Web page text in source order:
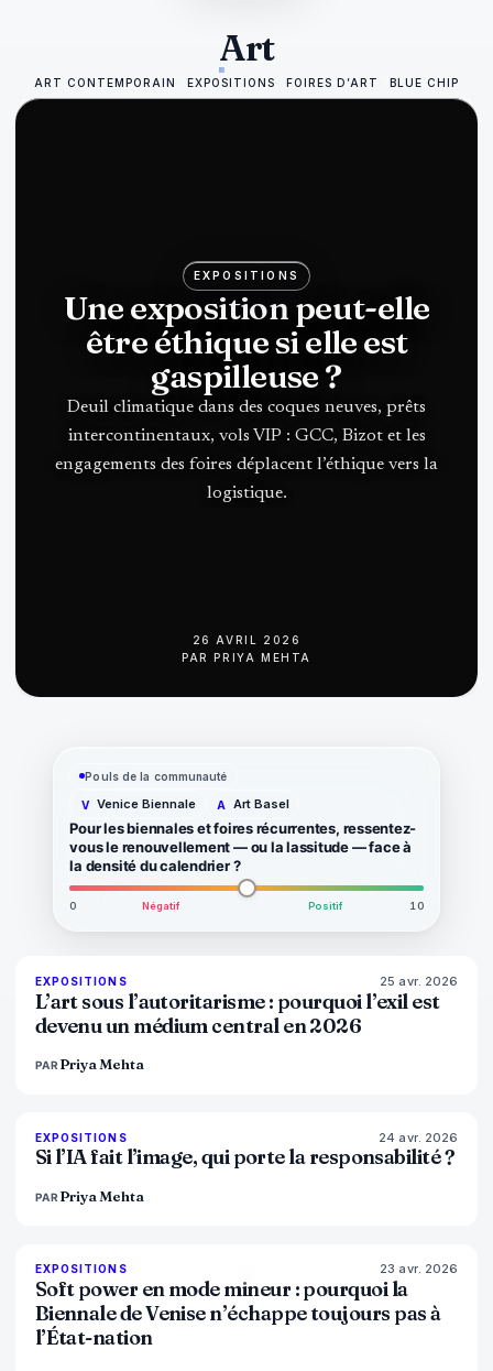
Art
ART CONTEMPORAIN EXPOSITIONS FOIRES D’ART BLUE CHIP
EXPOSITIONS
Une exposition peut-elle
être éthique si elle est
gaspilleuse ?
Deuil climatique dans des coques neuves, prêts
intercontinentaux, vols VIP : GCC, Bizot et les
engagements des foires déplacent l’éthique vers la
logistique.
26 AVRIL 2026
PAR
PRIYA MEHTA
Pouls de la communauté
V Venice Biennale A Art Basel
Pour les biennales et foires récurrentes, ressentez-
vous le renouvellement — ou la lassitude — face à
la densité du calendrier ?
0 Négatif Positif 10
77% 64
EXPOSITIONS 25 avr. 2026
L’art sous l’autoritarisme : pourquoi l’exil est
devenu un médium central en 2026
PAR Priya Mehta
76% 69
EXPOSITIONS 24 avr. 2026
Si l’IA fait l’image, qui porte la responsabilité ?
PAR Priya Mehta
78% 88
EXPOSITIONS 23 avr. 2026
Soft power en mode mineur : pourquoi la
Biennale de Venise n’échappe toujours pas à
l’État-nation